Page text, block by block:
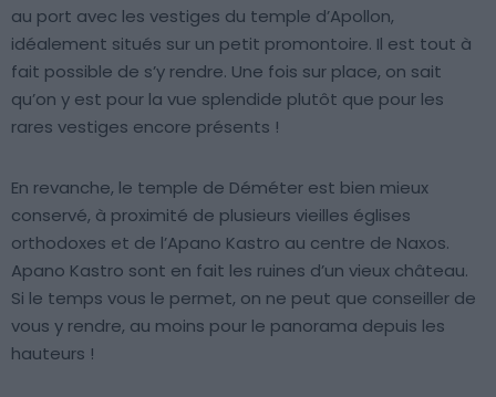
au port avec les vestiges du temple d’Apollon,
idéalement situés sur un petit promontoire. Il est tout à
fait possible de s’y rendre. Une fois sur place, on sait
qu’on y est pour la vue splendide plutôt que pour les
rares vestiges encore présents !
En revanche, le temple de Déméter est bien mieux
conservé, à proximité de plusieurs vieilles églises
orthodoxes et de l’Apano Kastro au centre de Naxos.
Apano Kastro sont en fait les ruines d’un vieux château.
Si le temps vous le permet, on ne peut que conseiller de
vous y rendre, au moins pour le panorama depuis les
hauteurs !